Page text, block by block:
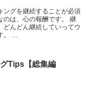
ングを継続することが必須
のは、心の報酬です。 継
んどん継続していってウ
...
Tips【総集編